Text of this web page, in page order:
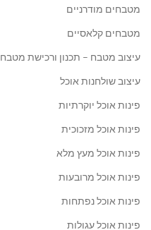
מטבחים מודרניים
מטבחים קלאסיים
עיצוב מטבח – תכנון ורכישת מטבח
עיצוב שולחנות אוכל
פינות אוכל יוקרתיות
פינות אוכל מזכוכית
פינות אוכל מעץ מלא
פינות אוכל מרובעות
פינות אוכל נפתחות
פינות אוכל עגולות